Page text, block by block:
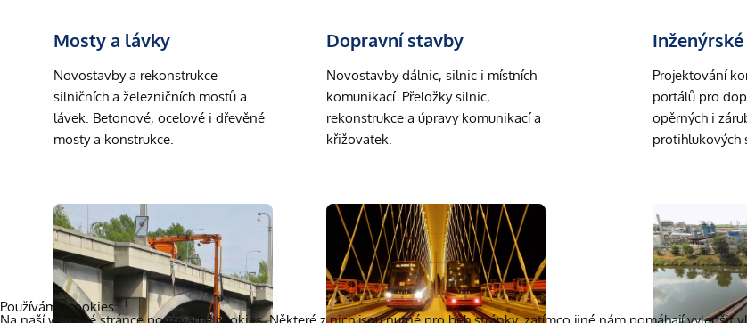
Mosty a lávky
Novostavby a rekonstrukce
silničních a železničních mostů a
lávek. Betonové, ocelové i dřevěné
mosty a konstrukce.
Dopravní stavby
Novostavby dálnic, silnic i místních
komunikací. Přeložky silnic,
rekonstrukce a úpravy komunikací a
křižovatek.
Projektování
portálů pro
opěrných i
protihlukových
Používáme cookies